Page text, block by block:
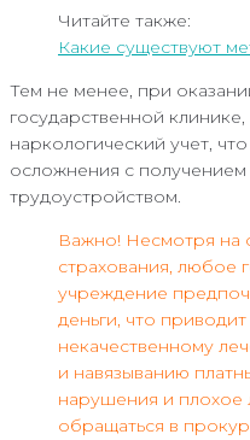
Читайте также:
Какие существуют
Тем не менее, при
государственной
наркологический учет,
осложнения с
трудоустройством.
Важно! Несмотря на
страхования, любое
учреждение
деньги, что
некачественному
и навязыванию
нарушения и
обращаться в